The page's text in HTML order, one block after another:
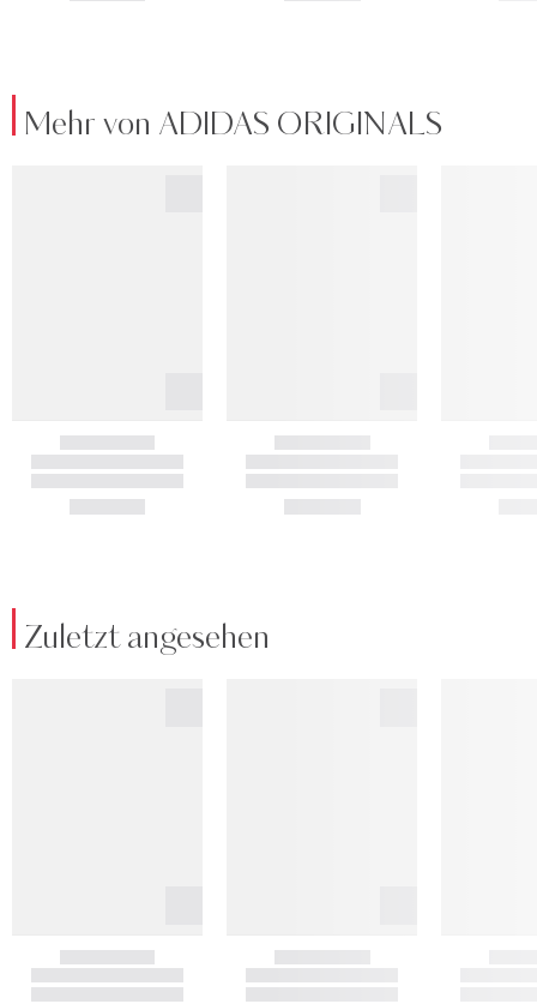
Mehr von ADIDAS ORIGINALS
Zuletzt angesehen